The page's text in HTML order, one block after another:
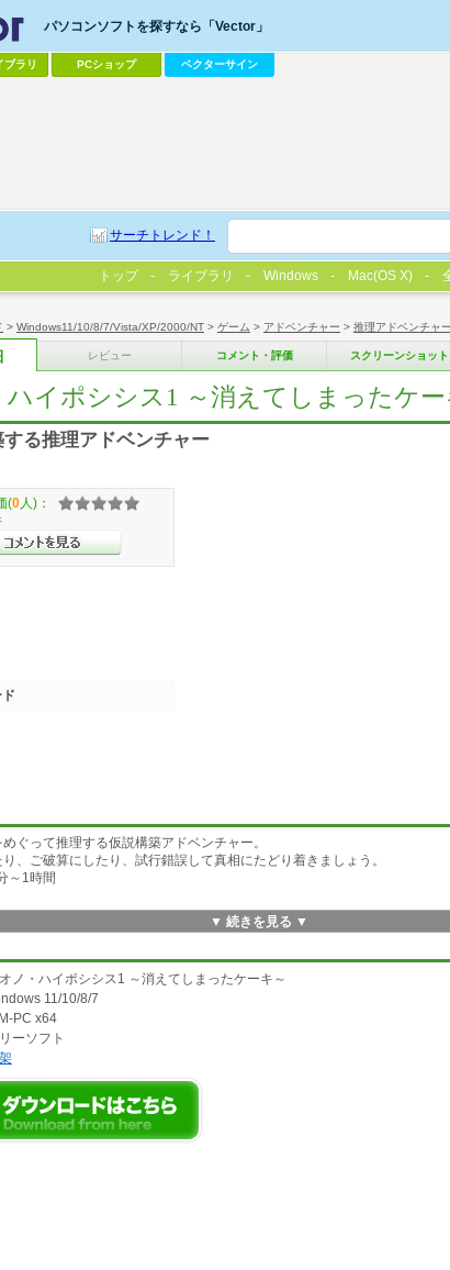
> Windows11/10/8/7/Vista/XP/2000/NT > ゲーム > アドベンチャー > 推理アドベンチャー
レビュー コメント・評価 スクリーンショット
ハイポシシス1 ～消えてしまったケー
る推理アドベンチャー
ぐって推理する仮説構築アドベンチャー。
、ご破算にしたり、試行錯誤して真相にたどり着きましょう。
～1時間
▼ 続きを見る ▼
ノ・ハイポシシス1 ～消えてしまったケーキ～
11/10/8/7
PC x64
ーソフト
(0 人)：
パソコンソフトを探すなら「Vector」
ブラリ PCショップ ベクターサイン
サーチトレンド！
トップ ライブラリ Windows Mac(OS X)